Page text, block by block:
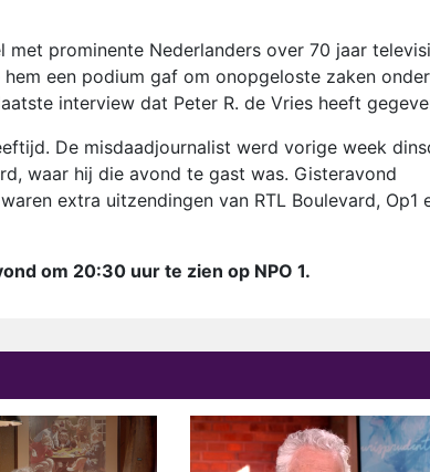
prominente Nederlanders over 70 jaar
een podium gaf om onopgeloste zaken
interview dat Peter R. de Vries heeft
De misdaadjournalist werd vorige week
waar hij die avond te gast was. Gisteravond
extra uitzendingen van RTL Boulevard, Op1
om 20:30 uur te zien op NPO 1.